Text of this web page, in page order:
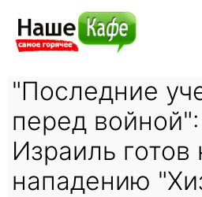
"Последние
перед войной":
Израиль готов
нападению